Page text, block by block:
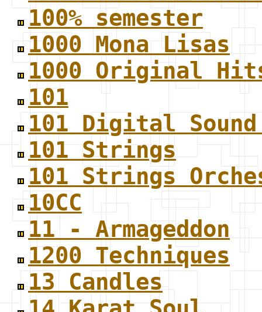
100% semester
1000 Mona Lisas
1000 Original
101
101 Digital
101 Strings
101 Strings
10CC
11 - Armageddon
1200 Techniques
13 Candles